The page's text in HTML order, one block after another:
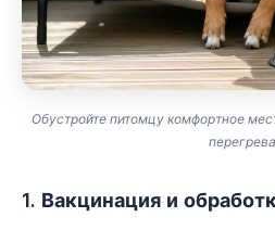
Обустройте питомцу комфортное
1. Вакцинация и